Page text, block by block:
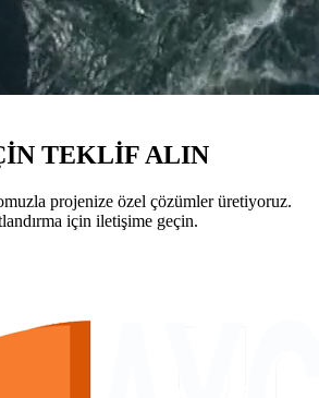
TEKLİF ALIN
projenize özel çözümler üretiyoruz.
için iletişime geçin.